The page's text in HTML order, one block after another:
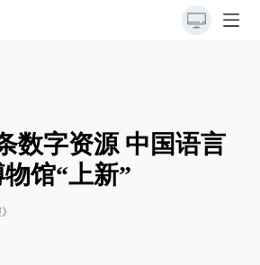
数字资源 中国语言
馆“上新”